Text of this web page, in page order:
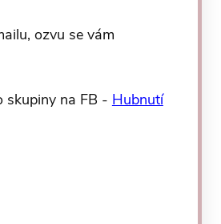
ozvu se vám
skupiny na FB - Hubnutí